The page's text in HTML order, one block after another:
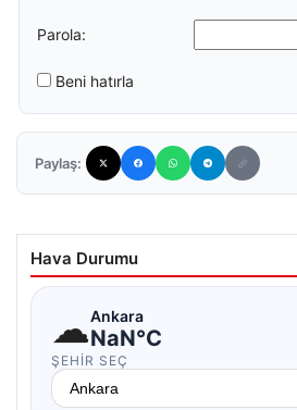
Parola:
Beni hatırla
Paylaş:
Hava Durumu
☁Ankara
NaN°C
ŞEHIR SEÇ